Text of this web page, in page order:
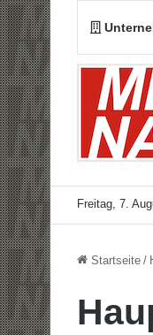
Freitag, 7.
Startseite /